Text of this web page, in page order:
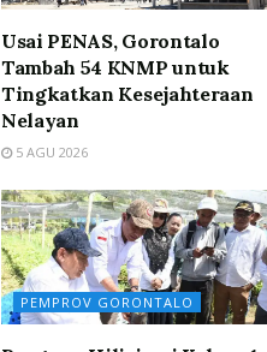
Usai PENAS, Gorontalo
Tambah 54 KNMP untuk
Tingkatkan Kesejahteraan
Nelayan
5 AGU 2026
PEMPROV GORONTALO